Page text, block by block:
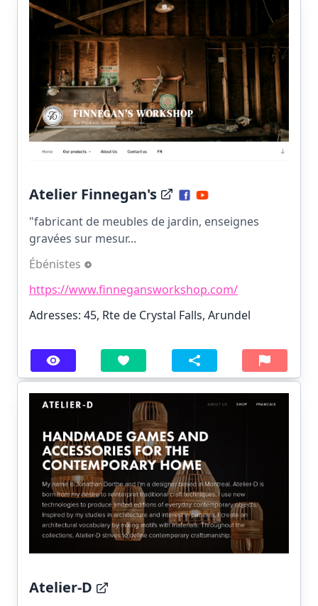
Atelier Finnegan's
"fabricant de meubles de jardin, enseignes
gravées sur mesur...
Ébénistes
https://www.finnegansworkshop.com/
Adresses: 45, Rte de Crystal Falls, Arundel
Atelier-D